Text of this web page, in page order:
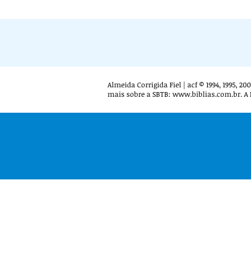
Almeida Corrigida Fiel | acf © 1994, 1995,
mais sobre a SBTB: www.biblias.com.br.